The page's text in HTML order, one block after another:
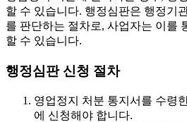
할 수 있습니다. 행정심판은 행정기
를 판단하는 절차로, 사업자는 이를
할 수 있습니다.
행정심판 신청 절차
영업정지 처분 통지서를 수령
에 신청해야 합니다.